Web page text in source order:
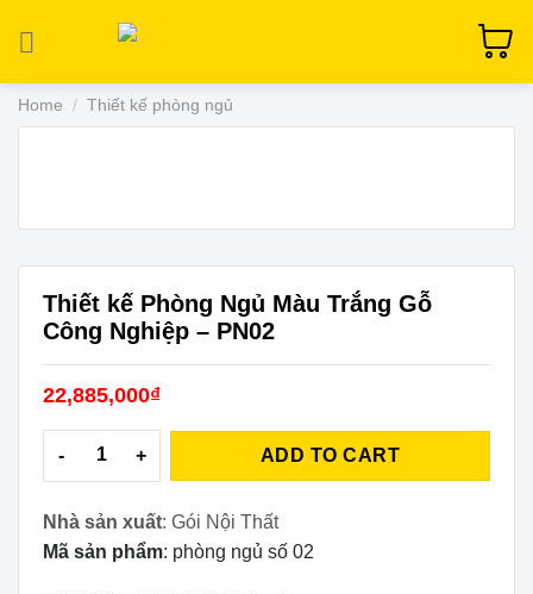
Home / Thiết kế phòng ngủ
Thiết kế Phòng Ngủ Màu Trắng Gỗ
Công Nghiệp – PN02
22,885,000₫
Thiết kế Phòng Ngủ Màu Trắng Gỗ Công Nghiệp - PN02
ADD TO CART
Nhà sản xuất: Gói Nội Thất
Mã sản phẩm: phòng ngủ số 02